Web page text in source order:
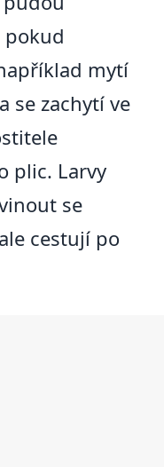
mytí
se zachytí ve
plic. Larvy
se
cestují po